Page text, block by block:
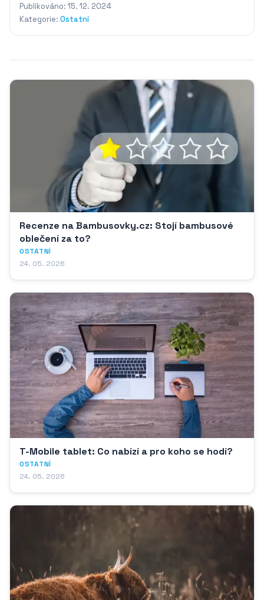
Publikováno: 15. 12. 2024
Kategorie: Ostatní
Recenze na Bambusovky.cz: Stojí bambusové
oblečení za to?
OSTATNÍ
24. 05. 2026
T-Mobile tablet: Co nabízí a pro koho se hodí?
OSTATNÍ
24. 05. 2026